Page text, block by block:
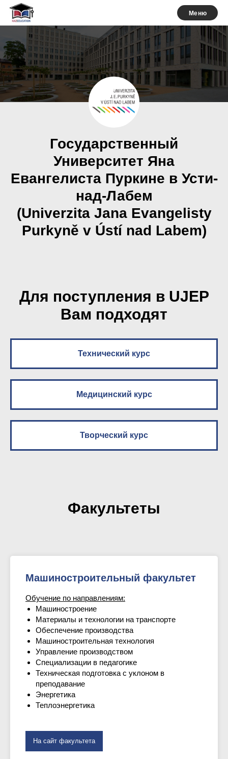
Меню
Государственный
Университет Яна
Евангелиста Пуркине в Усти-
над-Лабем
(Univerzita Jana Evangelisty
Purkyně v Ústí nad Labem)
Для поступления в UJEP
Вам подходят
Технический курс
Медицинский курс
Творческий курс
Факультеты
Машиностроительный факультет
Обучение по направлениям:
Машиностроение
Материалы и технологии на транспорте
Обеспечение производства
Машиностроительная технология
Управление производством
Специализации в педагогике
Техническая подготовка с уклоном в
преподавание
Энергетика
Теплоэнергетика
На сайт факультета